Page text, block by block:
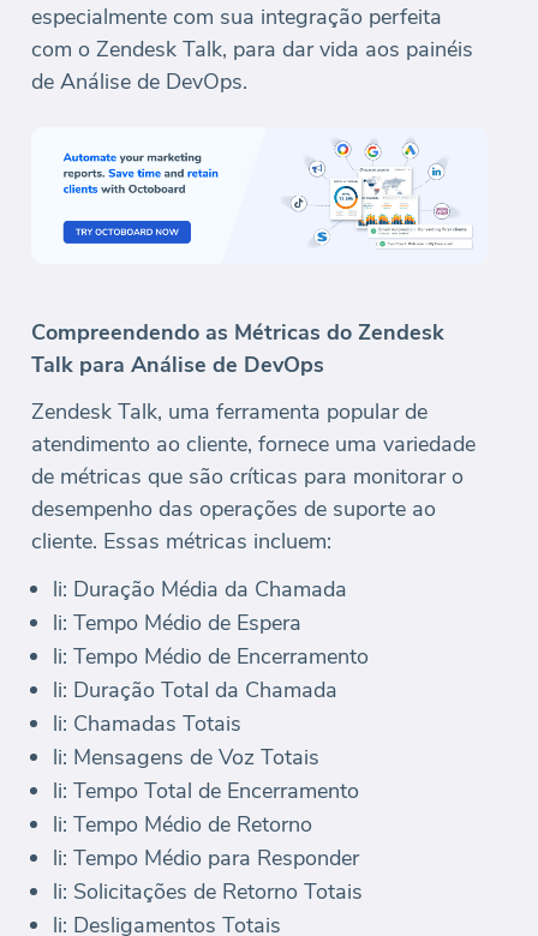
especialmente com sua integração perfeita
com o Zendesk Talk, para dar vida aos painéis
de Análise de DevOps.
Compreendendo as Métricas do Zendesk
Talk para Análise de DevOps
Zendesk Talk, uma ferramenta popular de
atendimento ao cliente, fornece uma variedade
de métricas que são críticas para monitorar o
desempenho das operações de suporte ao
cliente. Essas métricas incluem:
li: Duração Média da Chamada
li: Tempo Médio de Espera
li: Tempo Médio de Encerramento
li: Duração Total da Chamada
li: Chamadas Totais
li: Mensagens de Voz Totais
li: Tempo Total de Encerramento
li: Tempo Médio de Retorno
li: Tempo Médio para Responder
li: Solicitações de Retorno Totais
li: Desligamentos Totais